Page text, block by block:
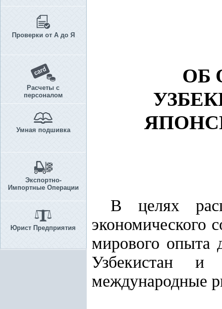
Проверки от А до Я
Расчеты с
персоналом
Умная подшивка
Экспортно-
Импортные Операции
Юрист Предприятия
ОБ
В целях
экономического
мирового опыта
Узбекистан и
международные